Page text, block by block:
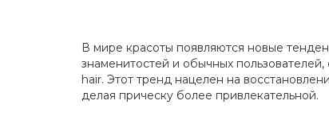
В мире красоты появляются новые
знаменитостей и обычных
hair. Этот тренд нацелен на
делая прическу более привлекательной.